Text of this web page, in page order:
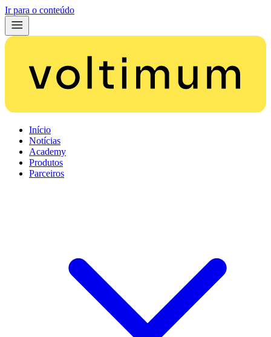
Ir para o conteúdo
Início
Notícias
Academy
Produtos
Parceiros